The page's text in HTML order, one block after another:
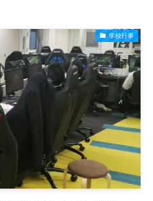
学校行事